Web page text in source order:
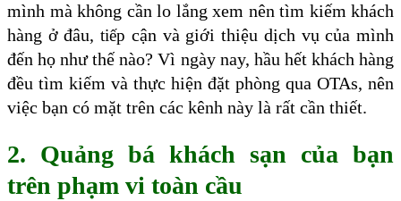
mình mà không cần lo lắng xem nên tìm kiếm khách
hàng ở đâu,tiếp cận và giới thiệu dịch vụ của mình
đến họ như thế nào? Vì ngày nay, hầu hết khách hàng
đều tìm kiếm và thực hiện đặt phòng qua OTAs, nên
việc bạn có mặt trên các kênh này là rất cần thiết.
2. Quảng bá khách sạn của bạn
trên phạm vi toàn cầu